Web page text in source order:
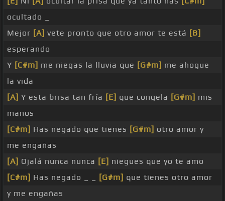
ocultado _
Mejor [A] vete pronto que otro amor te está [B]
esperando
Y [C#m] me niegas la lluvia que [G#m] me ahogue
la vida
[A] Y esta brisa tan fría [E] que congela [G#m] mis
manos
[C#m] Has negado que tienes [G#m] otro amor y
me engañas
[A] Ojalá nunca nunca [E] niegues que yo te amo
[C#m] Has negado _ _ [G#m] que tienes otro amor
y me engañas